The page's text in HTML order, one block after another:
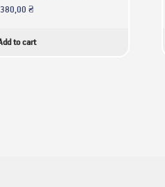
380,00₴
to cart